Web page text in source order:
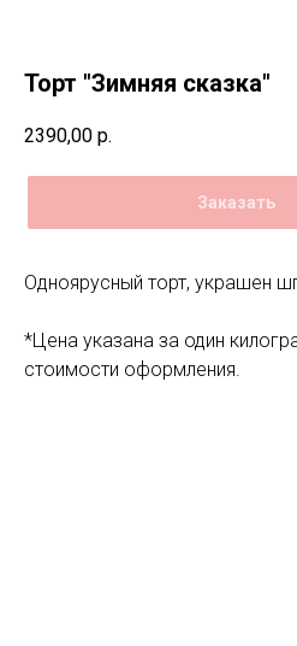
Торт "Зимняя сказка"
2390,00 р.
Заказать
Одноярусный торт, украшен
*Цена указана за один
стоимости оформления.